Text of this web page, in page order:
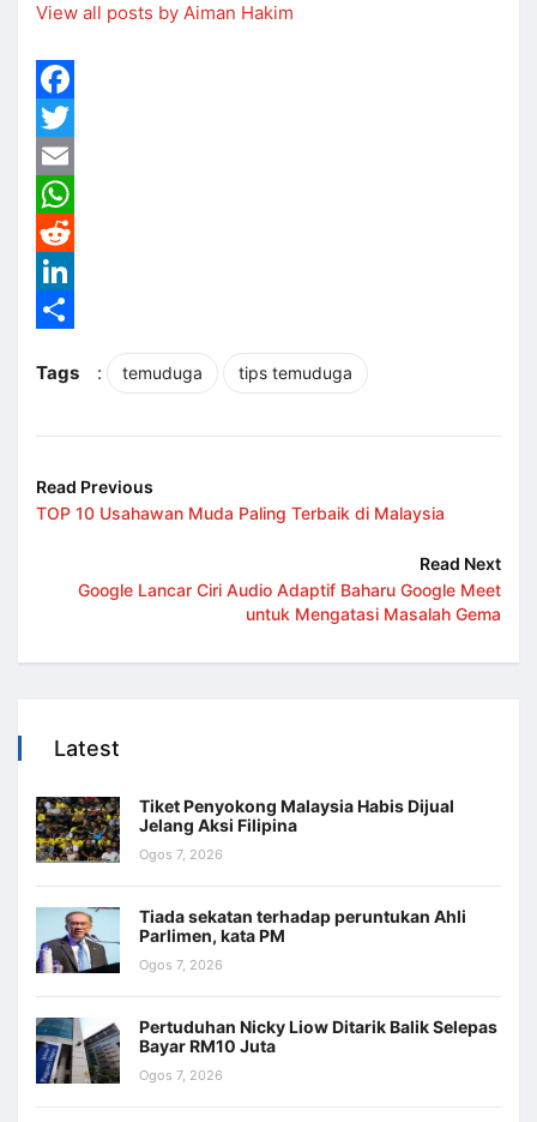
View all posts by Aiman Hakim
Facebook
Twitter
Email
WhatsApp
Reddit
LinkedIn
Tags
: temuduga tips temuduga
Read Previous
TOP 10 Usahawan Muda Paling Terbaik di Malaysia
Read Next
Google Lancar Ciri Audio Adaptif Baharu Google Meet
untuk Mengatasi Masalah Gema
Latest
Tiket Penyokong Malaysia Habis Dijual
Jelang Aksi Filipina
Ogos 7, 2026
Tiada sekatan terhadap peruntukan Ahli
Parlimen, kata PM
Ogos 7, 2026
Pertuduhan Nicky Liow Ditarik Balik Selepas
Bayar RM10 Juta
Ogos 7, 2026